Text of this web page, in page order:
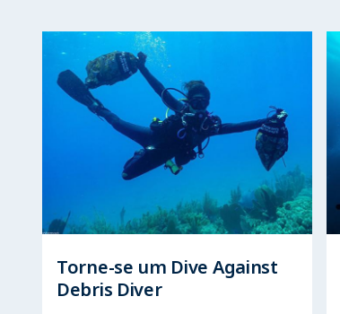
Torne-se um Dive Against
Debris Diver